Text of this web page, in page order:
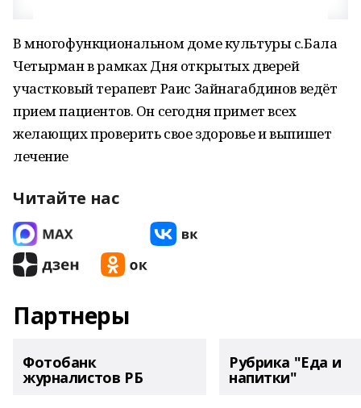
В многофункциональном доме культуры с.Бала
Четырман в рамках Дня открытых дверей
участковый терапевт Раис Зайнагабдинов ведёт
прием пациентов. Он сегодня примет всех
желающих проверить свое здоровье и выпишет
лечение
Читайте нас
Партнеры
Фотобанк
журналистов РБ
Рубрика "Еда и
напитки"